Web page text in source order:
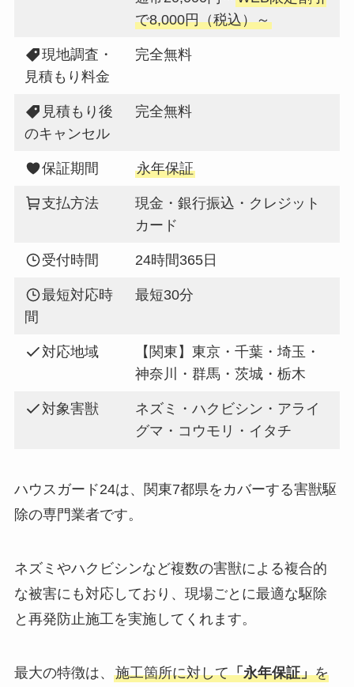
で8,000円（税込）～
現地調査・
見積もり料金
完全無料
見積もり後
のキャンセル
完全無料
保証期間 永年保証
支払方法
現金・銀行振込・クレジット
カード
受付時間 24時間365日
最短対応時
間
最短30分
対応地域
【関東】東京・千葉・埼玉・
神奈川・群馬・茨城・栃木
対象害獣
ネズミ・ハクビシン・アライ
グマ・コウモリ・イタチ
ハウスガード24は、関東7都県をカバーする害獣駆
除の専門業者です。
ネズミやハクビシンなど複数の害獣による複合的
な被害にも対応しており、現場ごとに最適な駆除
と再発防止施工を実施してくれます。
最大の特徴は、 施工箇所に対して「永年保証」を